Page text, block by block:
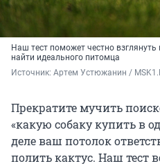
Наш тест поможет честно
найти идеального питомца
Источник: Артем Устюжанин /
Прекратите мучить
«какую собаку купить в
деле ваш потолок
полить кактус. Наш тест